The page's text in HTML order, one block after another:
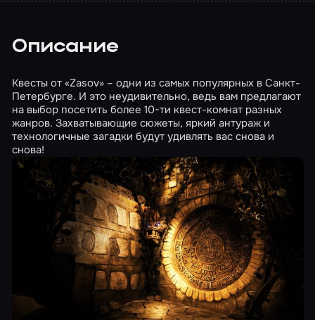
Описание
Квесты от «Zasov» – одни из самых популярных в Санкт-
Петербурге. И это неудивительно, ведь вам предлагают
на выбор посетить более 10-ти квест-комнат разных
жанров. Захватывающие сюжеты, яркий антураж и
технологичные загадки будут удивлять вас снова и
снова!